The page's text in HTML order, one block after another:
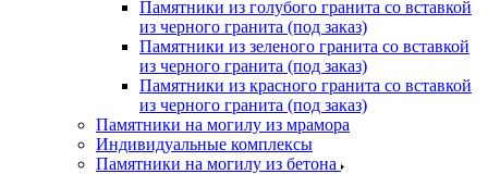
Памятники из голубого гранита со вставкой
из черного гранита (под заказ)
Памятники из зеленого гранита со вставкой
из черного гранита (под заказ)
Памятники из красного гранита со вставкой
из черного гранита (под заказ)
Памятники на могилу из мрамора
Индивидуальные комплексы
Памятники на могилу из бетона